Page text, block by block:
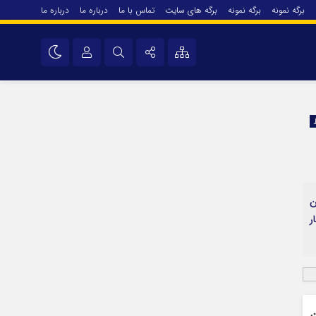
برگه نمونه برگه نمونه برگه های سایت تماس با ما درباره ما درباره ما